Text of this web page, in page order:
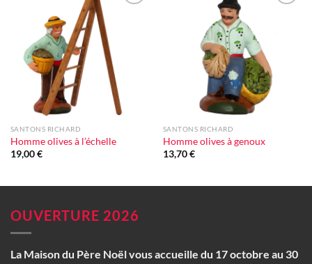
SANTONS RICHARD
Homme olives à l’échelle
19,00€
SANTONS RICHARD
Homme olives à genoux
13,70€
OUVERTURE 2026
La Maison du Père Noël vous accueille du 17 octobre au 30